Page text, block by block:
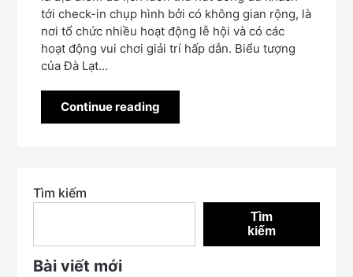
tới check-in chụp hình bởi có không gian rộng, là
nơi tổ chức nhiều hoạt động lễ hội và có các
hoạt động vui chơi giải trí hấp dẫn. Biểu tượng
của Đà Lạt…
Continue reading
Tìm kiếm
Tìm
kiếm
Bài viết mới